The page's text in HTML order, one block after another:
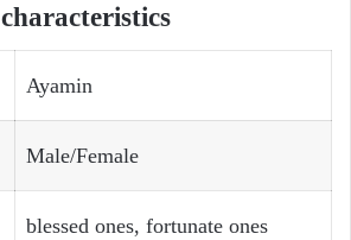
characteristics
Ayamin
Male/Female
blessed ones, fortunate ones